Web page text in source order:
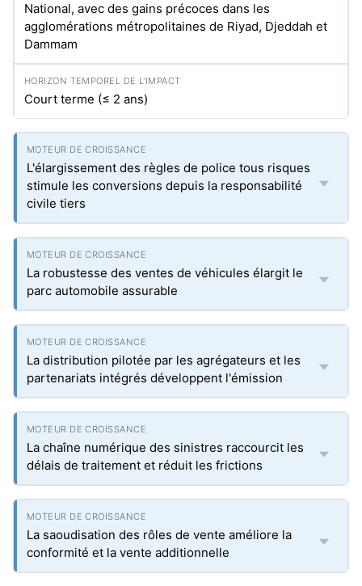
National, avec des gains précoces dans les
agglomérations métropolitaines de Riyad, Djeddah et
Dammam
Court terme (≤ 2 ans)
L'élargissement des règles de police tous risques
stimule les conversions depuis la responsabilité
civile tiers
La robustesse des ventes de véhicules élargit le
parc automobile assurable
La distribution pilotée par les agrégateurs et les
partenariats intégrés développent l'émission
La chaîne numérique des sinistres raccourcit les
délais de traitement et réduit les frictions
La saoudisation des rôles de vente améliore la
conformité et la vente additionnelle